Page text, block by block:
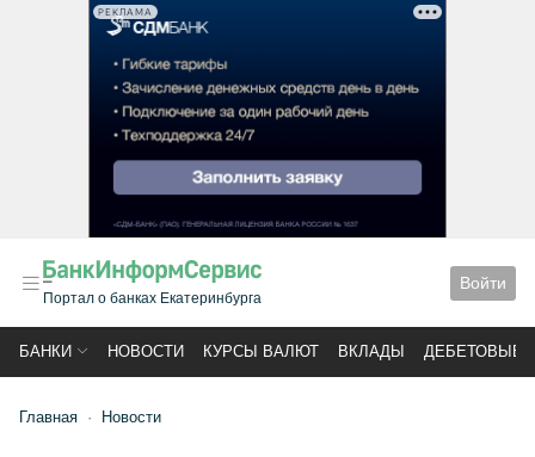
РЕКЛАМА
Портал о банках Екатеринбурга
Войти
БАНКИ НОВОСТИ КУРСЫ ВАЛЮТ ВКЛАДЫ ДЕБЕТОВЫЕ
Главная Новости